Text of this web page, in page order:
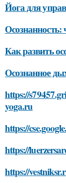
Йога для
Осознанность:
Как развить
Осознанное
https://
yoga.ru
https://
https://
https://